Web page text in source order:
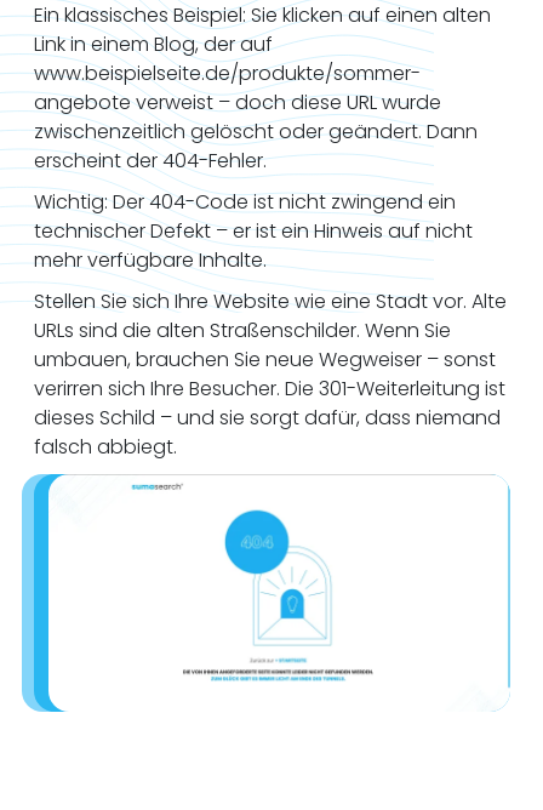
Ein klassisches Beispiel: Sie klicken auf einen alten
Link in einem Blog, der auf
www.beispielseite.de/produkte/sommer-
angebote verweist – doch diese URL wurde
zwischenzeitlich gelöscht oder geändert. Dann
erscheint der 404-Fehler.
Wichtig: Der 404-Code ist nicht zwingend ein
technischer Defekt – er ist ein Hinweis auf nicht
mehr verfügbare Inhalte.
Stellen Sie sich Ihre Website wie eine Stadt vor. Alte
URLs sind die alten Straßenschilder. Wenn Sie
umbauen, brauchen Sie neue Wegweiser – sonst
verirren sich Ihre Besucher. Die 301-Weiterleitung ist
dieses Schild – und sie sorgt dafür, dass niemand
falsch abbiegt.